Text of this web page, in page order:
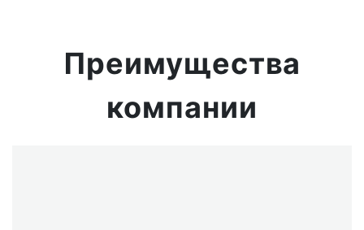
Преимущества
компании